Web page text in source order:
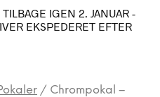
IGEN 2. JANUAR -
EKSPEDERET EFTER
/ Chrompokal –